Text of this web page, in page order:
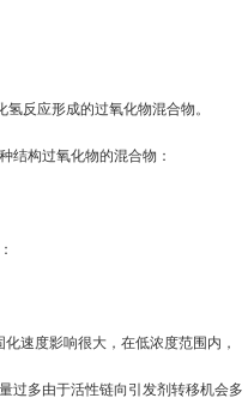
反应形成的过氧化物混合物。
结构过氧化物的混合物：
速度影响很大，在低浓度范围内，
过多由于活性链向引发剂转移机会多